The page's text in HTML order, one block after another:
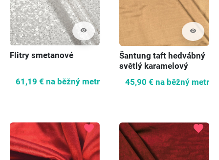
visibility
Flitry smetanové
61,19 € na běžný metr
visibility
Šantung taft hedvábný
světlý karamelový
45,90 € na běžný metr
favorite favorite